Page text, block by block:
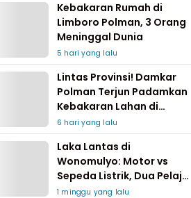
Kebakaran Rumah di
Limboro Polman, 3 Orang
Meninggal Dunia
5 hari yang lalu
Lintas Provinsi! Damkar
Polman Terjun Padamkan
Kebakaran Lahan di
Pinrang
6 hari yang lalu
Laka Lantas di
Wonomulyo: Motor vs
Sepeda Listrik, Dua Pelajar
Dilarikan ke Rumah Sakit
1 minggu yang lalu